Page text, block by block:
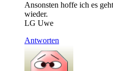
Ansonsten hoffe ich es
wieder.
LG Uwe
Antworten